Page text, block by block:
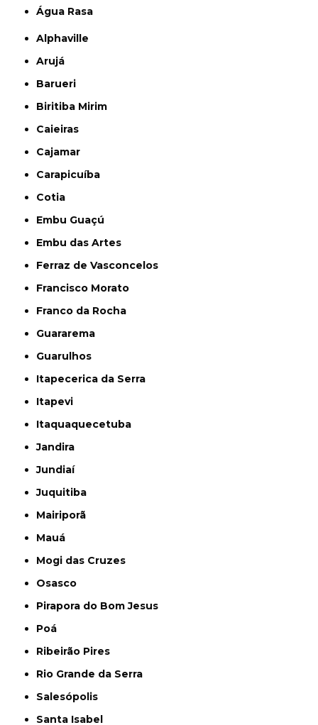
Água Rasa
Alphaville
Arujá
Barueri
Biritiba Mirim
Caieiras
Cajamar
Carapicuíba
Cotia
Embu Guaçú
Embu das Artes
Ferraz de Vasconcelos
Francisco Morato
Franco da Rocha
Guararema
Guarulhos
Itapecerica da Serra
Itapevi
Itaquaquecetuba
Jandira
Jundiaí
Juquitiba
Mairiporã
Mauá
Mogi das Cruzes
Osasco
Pirapora do Bom Jesus
Poá
Ribeirão Pires
Rio Grande da Serra
Salesópolis
Santa Isabel